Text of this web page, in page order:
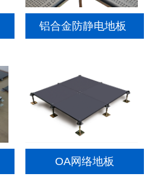
铝合金防静电地板
OA网络地板